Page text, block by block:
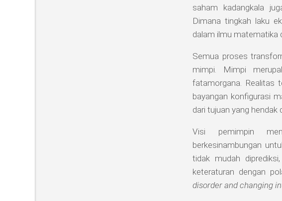
saham kadangkala
Dimana tingkah laku
dalam ilmu matematika
Semua proses
mimpi. Mimpi
fatamorgana. Realitas
bayangan konfigurasi
dari tujuan yang hendak
Visi pemimpin
berkesinambungan
tidak mudah
keteraturan dengan
disorder and changing